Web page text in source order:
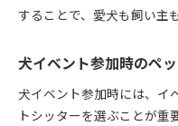
することで、愛犬も飼い主
犬イベント参加時のペ
犬イベント参加時には、イ
トシッターを選ぶことが重